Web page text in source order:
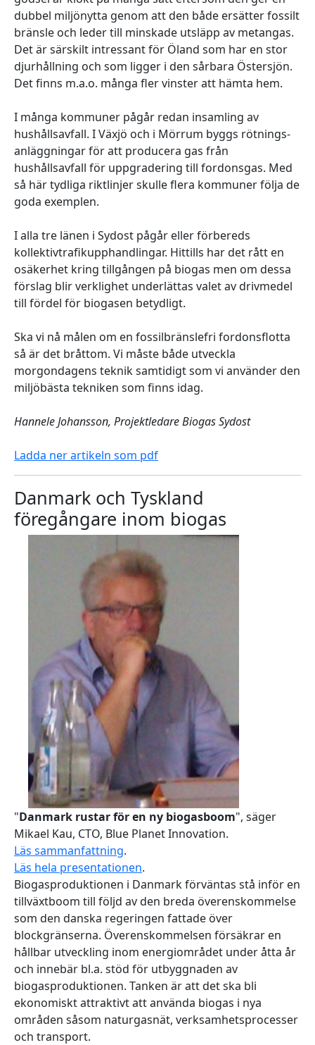
dubbel miljönytta genom att den både ersätter fossilt
bränsle och leder till minskade utsläpp av metangas.
Det är särskilt intressant för Öland som har en stor
djurhållning och som ligger i den sårbara Östersjön.
Det finns m.a.o. många fler vinster att hämta hem.
I många kommuner pågår redan insamling av
hushållsavfall. I Växjö och i Mörrum byggs rötnings-
anläggningar för att producera gas från
hushållsavfall för uppgradering till fordonsgas. Med
så här tydliga riktlinjer skulle flera kommuner följa de
goda exemplen.
I alla tre länen i Sydost pågår eller förbereds
kollektivtrafikupphandlingar. Hittills har det rått en
osäkerhet kring tillgången på biogas men om dessa
förslag blir verklighet underlättas valet av drivmedel
till fördel för biogasen betydligt.
Ska vi nå målen om en fossilbränslefri fordonsflotta
så är det bråttom. Vi måste både utveckla
morgondagens teknik samtidigt som vi använder den
miljöbästa tekniken som finns idag.
Hannele Johansson, Projektledare Biogas Sydost
Ladda ner artikeln som pdf
Danmark och Tyskland
föregångare inom biogas
"Danmark rustar för en ny biogasboom", säger
Mikael Kau, CTO, Blue Planet Innovation.
Läs sammanfattning.
Läs hela presentationen.
Biogasproduktionen i Danmark förväntas stå inför en
tillväxtboom till följd av den breda överenskommelse
som den danska regeringen fattade över
blockgränserna. Överenskommelsen försäkrar en
hållbar utveckling inom energiområdet under åtta år
och innebär bl.a. stöd för utbyggnaden av
biogasproduktionen. Tanken är att det ska bli
ekonomiskt attraktivt att använda biogas i nya
områden såsom naturgasnät, verksamhetsprocesser
och transport.